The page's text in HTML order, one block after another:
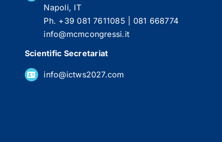
Napoli, IT
Ph. +39 081 7611085 | 081 668774
info@mcmcongressi.it
Scientific Secretariat
info@ictws2027.com